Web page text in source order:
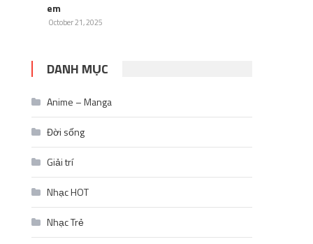
em
October 21, 2025
DANH MỤC
Anime – Manga
Đời sống
Giải trí
Nhạc HOT
Nhạc Trẻ